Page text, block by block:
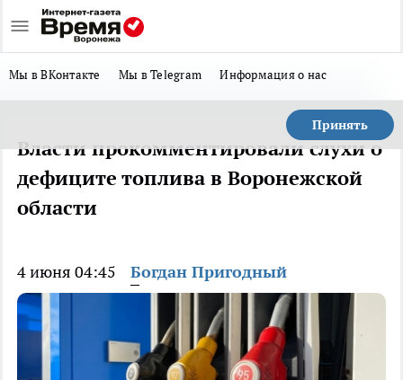
Мы в ВКонтакте Мы в Telegram Информация о нас
Принять
Власти прокомментировали слухи о
дефиците топлива в Воронежской
области
4 июня 04:45 Богдан Пригодный